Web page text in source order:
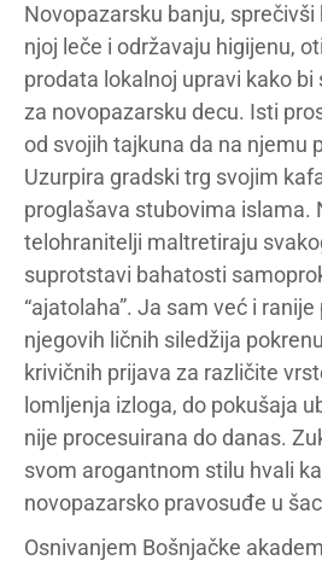
Novopazarsku banju, sprečivši
njoj leče i održavaju higijenu,
prodata lokalnoj upravi kako
za novopazarsku decu. Isti
od svojih tajkuna da na njemu
Uzurpira gradski trg svojim
proglašava stubovima islama.
telohranitelji maltretiraju
suprotstavi bahatosti
“ajatolaha”. Ja sam već i
njegovih ličnih siledžija
krivičnih prijava za različite
lomljenja izloga, do pokušaja
nije procesuirana do danas.
svom arogantnom stilu hvali
novopazarsko pravosuđe u
Osnivanjem Bošnjačke